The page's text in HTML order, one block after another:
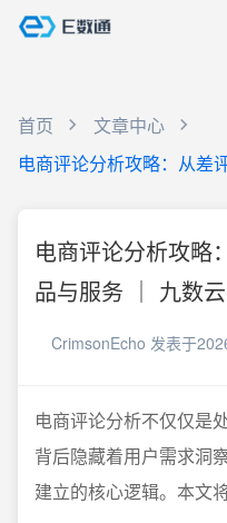
首页
文章中心
电商评论分析攻略：从差
电商评论分析攻略
品与服务 ｜ 九数
CrimsonEcho 发表于
电商评论分析不仅仅是
背后隐藏着用户需求洞
建立的核心逻辑。本文